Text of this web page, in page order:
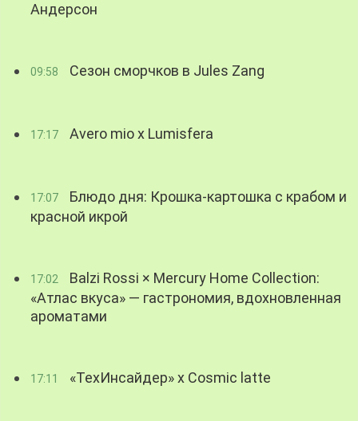
Андерсон
09:58 Сезон сморчков в Jules Zang
17:17 Avero mio x Lumisfera
17:07
Блюдо дня: Крошка-картошка с крабом и
красной икрой
17:02
Balzi Rossi × Mercury Home Collection:
«Атлас вкуса» — гастрономия, вдохновленная
ароматами
17:11 «ТехИнсайдер» х Cosmic latte